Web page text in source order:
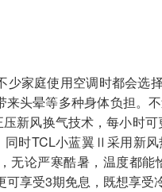
家庭使用空调时都会选
来头晕等多种身体负担。
新风换气技术，每小时
时TCL小蓝翼Ⅱ采用新
无论严寒酷暑，温度都
享受3期免息，既想享受